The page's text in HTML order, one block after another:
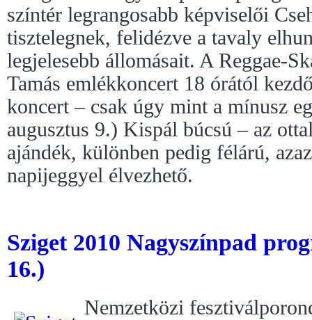
színtér legrangosabb képviselői
tisztelegnek, felidézve a tavaly
legjelesebb állomásait. A Reggae-
Tamás emlékkoncert 18 órától
koncert – csak úgy mint a mínusz
augusztus 9.) Kispál búcsú – az
ajándék, különben pedig félárú,
napijeggyel élvezhető.
Sziget 2010 Nagyszínpad
16.)
Nemzetközi